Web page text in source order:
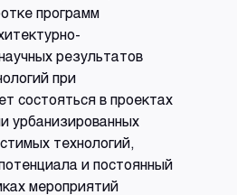
программ
результатов
при
состояться в проектах
урбанизированных
технологий,
и постоянный
мероприятий